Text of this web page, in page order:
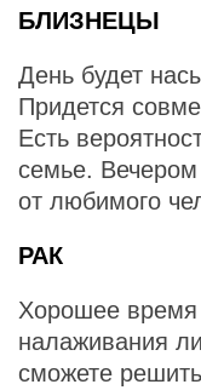
БЛИЗНЕЦЫ
День будет
Придется
Есть
семье.
от любимого
РАК
Хорошее время
налаживания
сможете